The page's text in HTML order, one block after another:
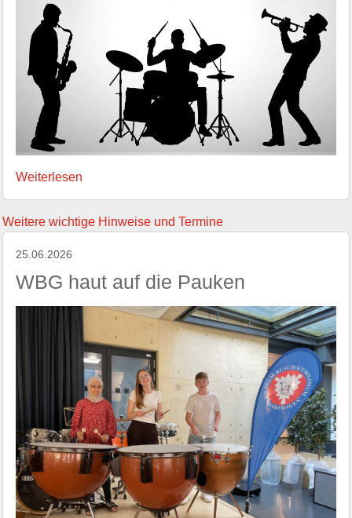
Weiterlesen
Weitere wichtige Hinweise und Termine
25.06.2026
WBG haut auf die Pauken